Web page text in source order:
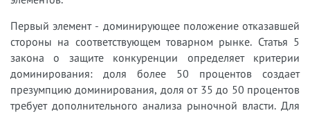
Первый элемент - доминирующее положение отказавшей
стороны на соответствующем товарном рынке. Статья 5
закона о защите конкуренции определяет критерии
доминирования: доля более 50 процентов создает
презумпцию доминирования, доля от 35 до 50 процентов
требует дополнительного анализа рыночной власти. Для